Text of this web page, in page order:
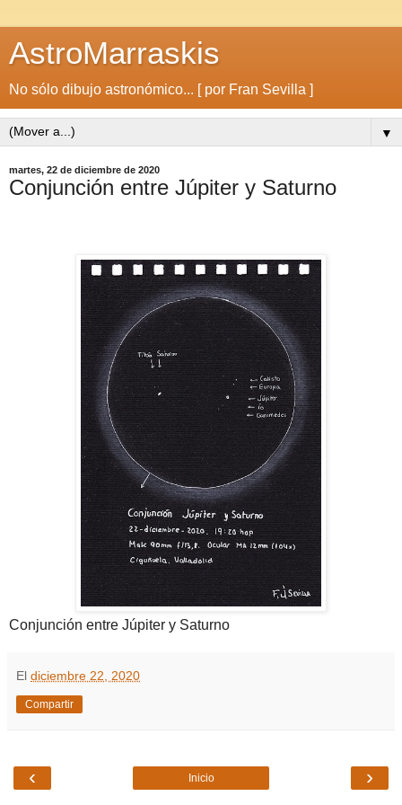
AstroMarraskis
No sólo dibujo astronómico... [ por Fran Sevilla ]
▼
martes, 22 de diciembre de 2020
Conjunción entre Júpiter y Saturno
Conjunción entre Júpiter y Saturno
El diciembre 22, 2020
Compartir
‹ ›
Inicio